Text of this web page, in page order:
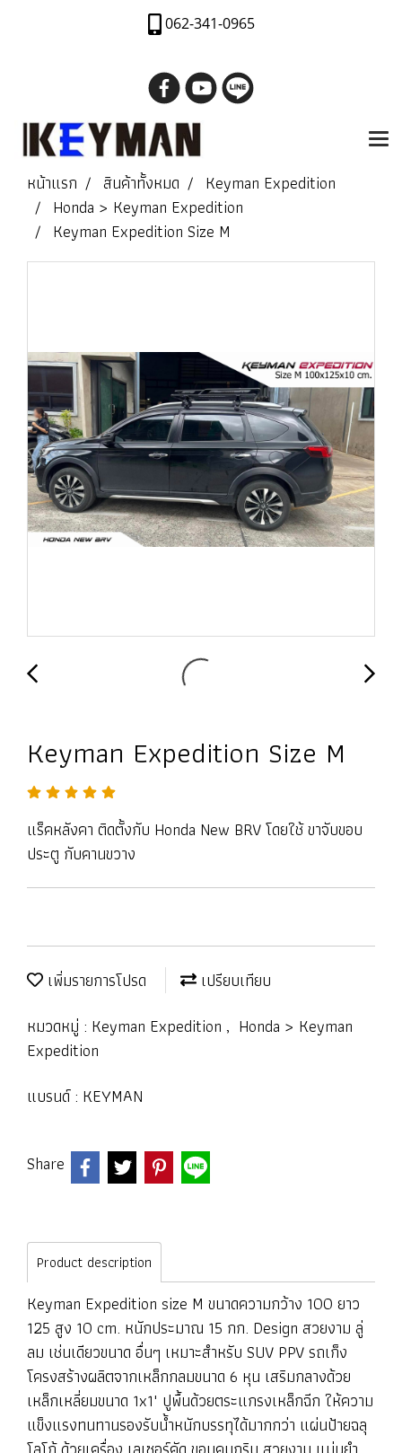
062-341-0965
หน้าแรก สินค้าทั้งหมด
Keyman Expedition
Honda > Keyman Expedition
Keyman Expedition Size M
Keyman Expedition Size M
แร็คหลังคา ติดตั้งกับ Honda New BRV โดยใช้ ขาจับขอบ
ประตู กับคานขวาง
เพิ่มรายการโปรด
เปรียบเทียบ
หมวดหมู่ : Keyman Expedition , Honda > Keyman
Expedition
แบรนด์ : KEYMAN
Share
Product description
Keyman Expedition size M ขนาดความกว้าง 100 ยาว
125 สูง 10 cm. หนักประมาณ 15 กก. Design สวยงาม ลู่
ลม เช่นเดียวขนาด อื่นๆ เหมาะสำหรับ SUV PPV รถเก็ง
โครงสร้างผลิตจากเหล็กกลมขนาด 6 หุน เสริมกลางด้วย
เหล็กเหลี่ยมขนาด 1x1" ปูพื้นด้วยตระแกรงเหล็กฉีก ให้ความ
แข็งแรงทนทานรองรับน้ำหนักบรรทุได้มากกว่า แผ่นป้ายฉลุ